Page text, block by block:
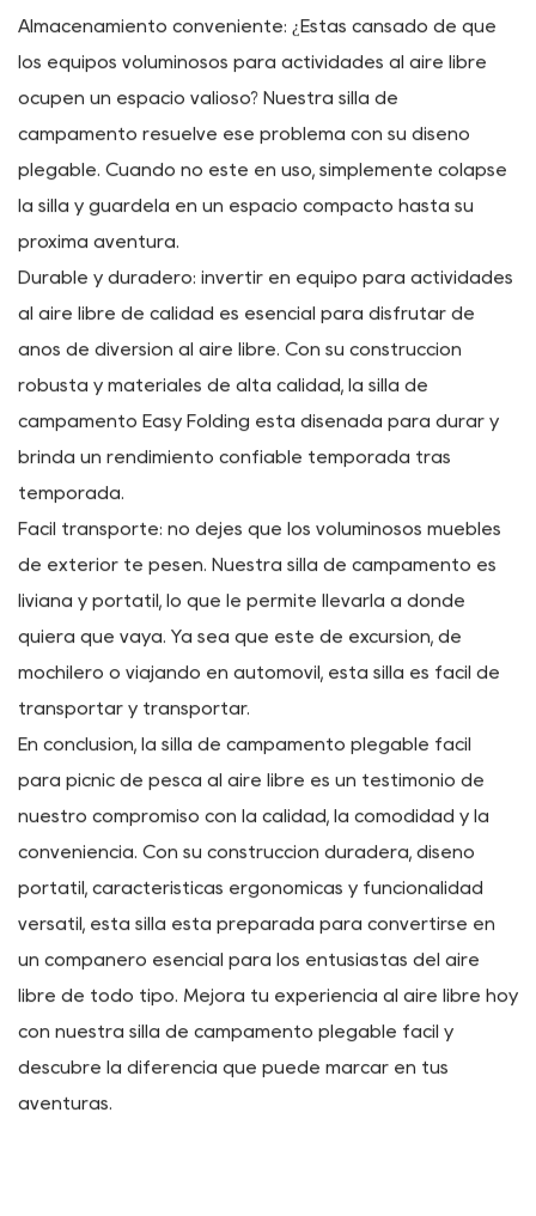
agua y fácil mantenimiento, lo que lo hace bueno para
uso en exteriores.
Hardware: Nuestra silla de campamento está equipada
con hardware de alta calidad, incluidas bisagras y
sujetadores resistentes, para garantizar una mayor
seguridad y estabilidad durante el uso.
Beneficios:
Almacenamiento conveniente: ¿Estás cansado de que
los equipos voluminosos para actividades al aire libre
ocupen un espacio valioso? Nuestra silla de
campamento resuelve ese problema con su diseño
plegable. Cuando no esté en uso, simplemente colapse
la silla y guárdela en un espacio compacto hasta su
próxima aventura.
Durable y duradero: invertir en equipo para actividades
al aire libre de calidad es esencial para disfrutar de
años de diversión al aire libre. Con su construcción
robusta y materiales de alta calidad, la silla de
campamento Easy Folding está diseñada para durar y
brinda un rendimiento confiable temporada tras
temporada.
Fácil transporte: no dejes que los voluminosos muebles
de exterior te pesen. Nuestra silla de campamento es
liviana y portátil, lo que le permite llevarla a donde
quiera que vaya. Ya sea que esté de excursión, de
mochilero o viajando en automóvil, esta silla es fácil de
transportar y transportar.
En conclusión, la silla de campamento plegable fácil
para picnic de pesca al aire libre es un testimonio de
nuestro compromiso con la calidad, la comodidad y la
conveniencia. Con su construcción duradera, diseño